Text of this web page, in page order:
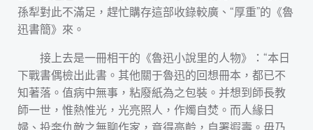
孫犁對此不滿足，趕忙購存這部收錄較廣、“厚重”的《魯
迅書簡》來。
接上去是一冊相干的《魯迅小說里的人物》：“本日
下戰書偶檢出此書。其他關于魯迅的回想冊本，都已不
知著落。值病中無事，粘廢紙為之包裝。并想到師長教
師一世，惟熱惟光，光亮照人，作燭自焚。而人緣日
婦、投奔仇敵之無聊作家，竟得高齡，自署遐壽。毋乃